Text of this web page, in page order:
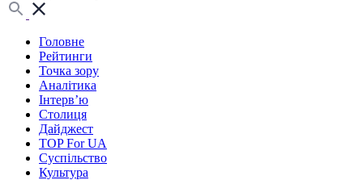
Головне
Рейтинги
Точка зору
Аналітика
Інтерв’ю
Столиця
Дайджест
TOP For UA
Суспiльство
Культура